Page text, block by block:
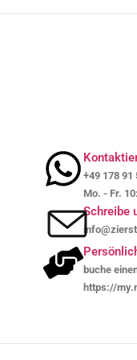
+49 178 91
Mo. - Fr.
Schreibe
buche
https://